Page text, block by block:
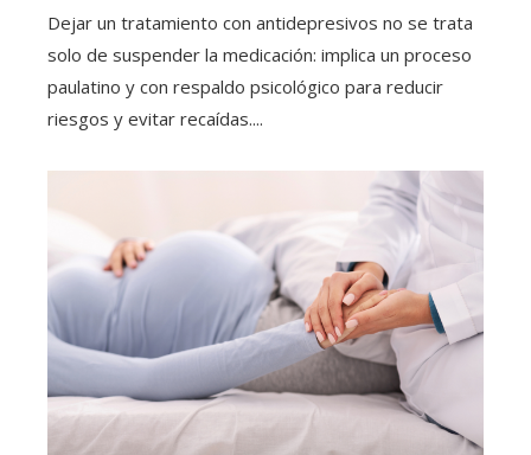
Dejar un tratamiento con antidepresivos no se trata
solo de suspender la medicación: implica un proceso
paulatino y con respaldo psicológico para reducir
riesgos y evitar recaídas....